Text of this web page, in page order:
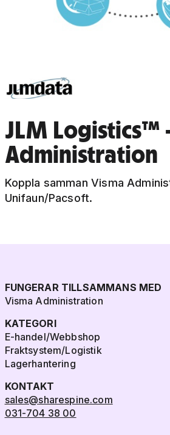
JLM Logistics™
Administration
Koppla samman Visma
Unifaun/Pacsoft.
FUNGERAR TILLSAMMANS MED
Visma Administration
KATEGORI
E-handel/Webbshop
Fraktsystem/Logistik
Lagerhantering
KONTAKT
sales@sharespine.com
031-704 38 00